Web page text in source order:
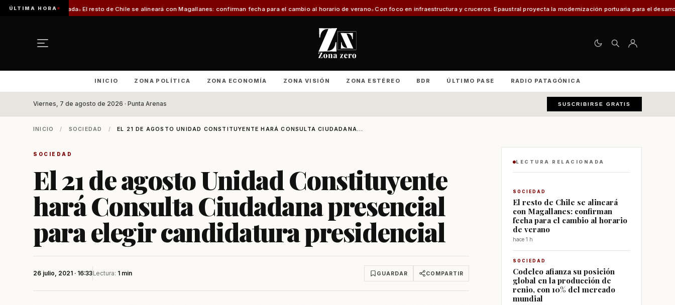
ÚLTIMA HORA
jurada El resto de Chile se alineará con Magallanes: confirman fecha para el cambio al horario de verano Con foco en infraestructura y cruceros: Epaustral proyecta la modernización portuaria para el desarrollo económico
INICIO ZONA POLÍTICA ZONA ECONOMÍA ZONA VISIÓN ZONA ESTÉREO BDR ÚLTIMO PASE RADIO PATAGÓNICA
Viernes, 7 de agosto de 2026 · Punta Arenas SUSCRIBIRSE GRATIS
INICIO / SOCIEDAD / EL 21 DE AGOSTO UNIDAD CONSTITUYENTE HARÁ CONSULTA CIUDADANA...
SOCIEDAD
El 21 de agosto Unidad Constituyente
hará Consulta Ciudadana presencial
para elegir candidatura presidencial
26 julio, 2021 · 16:33Lectura: 1 min GUARDAR COMPARTIR
LECTURA RELACIONADA
SOCIEDAD
El resto de Chile se alineará
con Magallanes: confirman
fecha para el cambio al horario
de verano
hace 1 h
SOCIEDAD
Codelco afianza su posición
global en la producción de
renio, con 10% del mercado
mundial